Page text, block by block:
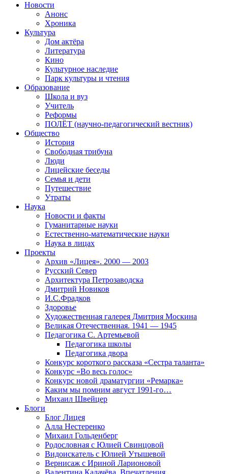
Новости
Анонс
Хроника
Культура
Дом актёра
Литература
Кино
Культурное наследие
Парк культуры и чтения
Образование
Школа и вуз
Учитель
Реформы
ПОЛЁТ (научно-педагогический вестник)
Общество
История
Свободная трибуна
Люди
Лицейские беседы
Семья и дети
Путешествие
Утраты
Наука
Новости и факты
Гуманитарные науки
Естественно-математические науки
Наука в лицах
Проекты
Архив «Лицея». 2000 — 2003
Русский Север
Архитектура Петрозаводска
Дмитрий Новиков
И.С.Фрадков
Здоровье
Художественная галерея Дмитрия Москина
Великая Отечественная. 1941 — 1945
Педагогика С. Артемьевой
Педагогика школы
Педагогика двора
Конкурс короткого рассказа «Сестра таланта»
Конкурс «Во весь голос»
Конкурс новой драматургии «Ремарка»
Каким мы помним август 1991-го…
Михаил Швейцер
Блоги
Блог Лицея
Алла Нестеренко
Михаил Гольденберг
Родословная с Юлией Свинцовой
Видоискатель с Юлией Утышевой
Вернисаж с Ириной Ларионовой